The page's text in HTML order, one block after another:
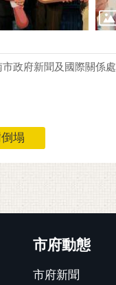
政府新聞及國際關係處
塌
市府動態
市府新聞